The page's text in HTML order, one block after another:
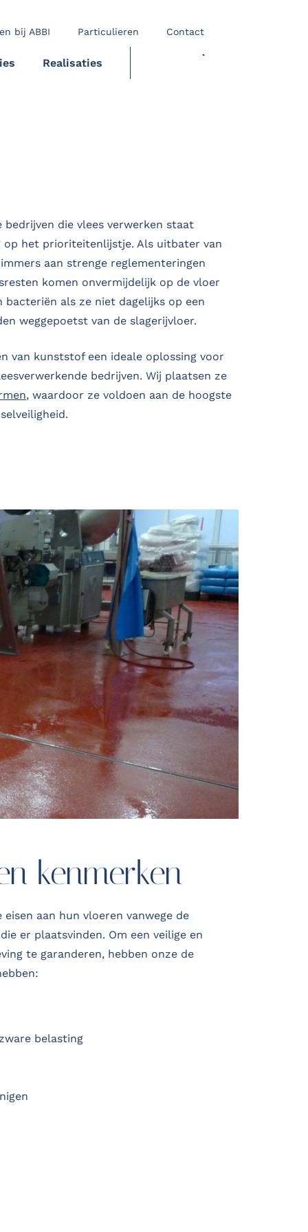
bij ABBI Particulieren Contact
Realisaties
bedrijven die vlees verwerken staat
op het prioriteitenlijstje. Als uitbater van
aan strenge reglementeringen
komen onvermijdelijk op de vloer
als ze niet dagelijks op een
weggepoetst van de slagerijvloer.
van kunststof een ideale oplossing voor
bedrijven. Wij plaatsen ze
, waardoor ze voldoen aan de hoogste
kenmerken
aan hun vloeren vanwege de
er plaatsvinden. Om een veilige en
te garanderen, hebben onze de
belasting